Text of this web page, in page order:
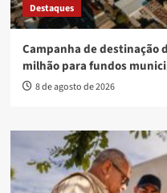
Destaques
Campanha de destinação
milhão para fundos
8 de agosto de 2026